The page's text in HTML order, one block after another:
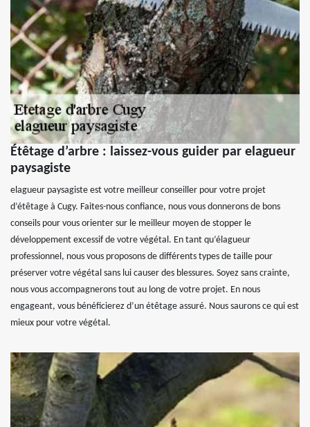
Étêtage d’arbre : laissez-vous guider par elagueur
paysagiste
elagueur paysagiste est votre meilleur conseiller pour votre projet
d’étêtage à Cugy. Faites-nous confiance, nous vous donnerons de bons
conseils pour vous orienter sur le meilleur moyen de stopper le
développement excessif de votre végétal. En tant qu’élagueur
professionnel, nous vous proposons de différents types de taille pour
préserver votre végétal sans lui causer des blessures. Soyez sans crainte,
nous vous accompagnerons tout au long de votre projet. En nous
engageant, vous bénéficierez d’un étêtage assuré. Nous saurons ce qui est
mieux pour votre végétal.